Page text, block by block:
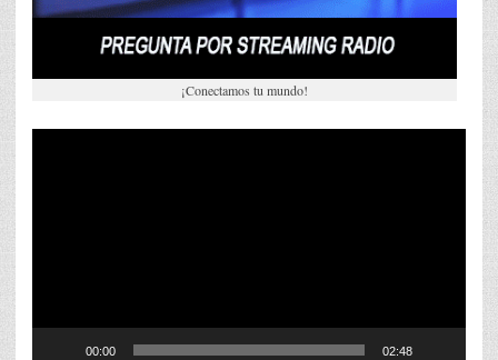
¡Conectamos tu mundo!
00:00 02:48